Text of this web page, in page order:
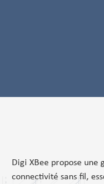
Digi XBee propose une
connectivité sans fil,